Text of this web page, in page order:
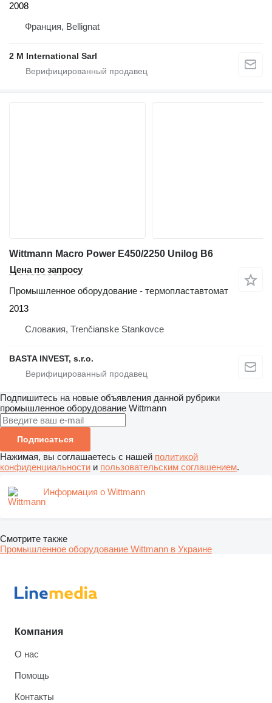
2008
Франция, Bellignat
2 M International Sarl
Wittmann Macro Power E450/2250 Unilog B6
Цена по запросу
Промышленное оборудование - термопластавтомат
2013
Словакия, Trenčianske Stankovce
BASTA INVEST, s.r.o.
Подпишитесь на новые объявления данной рубрики
промышленное оборудование Wittmann
Подписаться
Нажимая, вы соглашаетесь с нашей политикой
конфиденциальности и пользовательским соглашением.
Информация о Wittmann
Смотрите также
Промышленное оборудование Wittmann в Украине
Компания
О нас
Помощь
Контакты